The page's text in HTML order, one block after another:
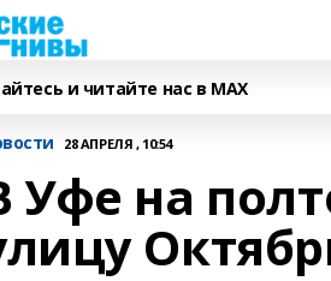
и читайте нас в MAX
28 АПРЕЛЯ , 10:54
Уфе на